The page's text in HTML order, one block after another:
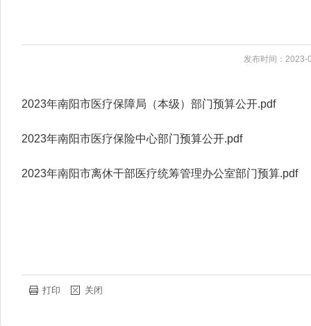
发布时间：2023-
2023年南阳市医疗保障局（本级）部门预算公开.pdf
2023年南阳市医疗保险中心部门预算公开.pdf
2023年南阳市离休干部医疗统筹管理办公室部门预算.pdf
打印 关闭